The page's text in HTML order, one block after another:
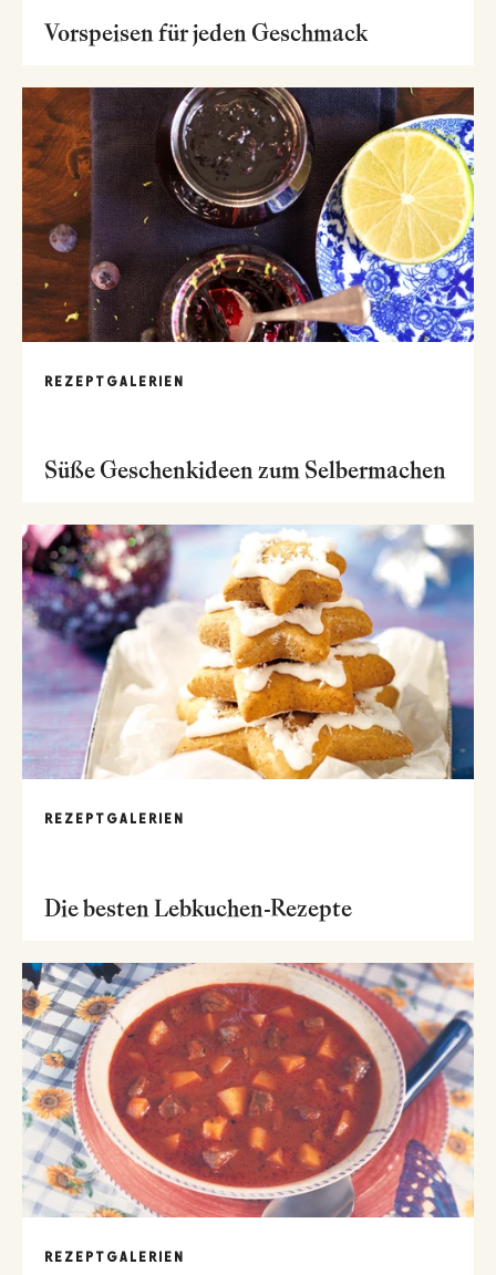
Vorspeisen für jeden Geschmack
REZEPTGALERIEN
Süße Geschenkideen zum Selbermachen
REZEPTGALERIEN
Die besten Lebkuchen-Rezepte
REZEPTGALERIEN